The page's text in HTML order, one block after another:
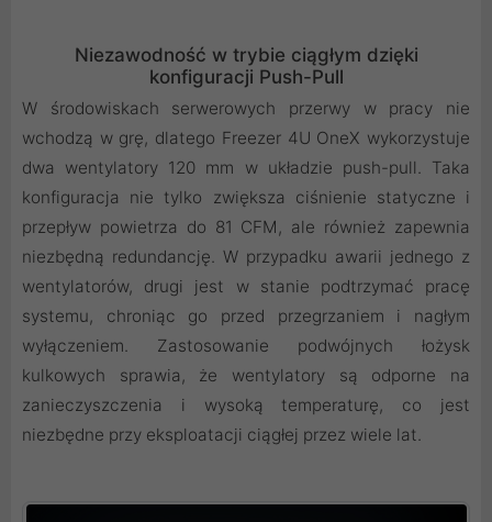
Niezawodność w trybie ciągłym dzięki
konfiguracji Push-Pull
W środowiskach serwerowych przerwy w pracy nie
wchodzą w grę, dlatego Freezer 4U OneX wykorzystuje
dwa wentylatory 120 mm w układzie push-pull. Taka
konfiguracja nie tylko zwiększa ciśnienie statyczne i
przepływ powietrza do 81 CFM, ale również zapewnia
niezbędną redundancję. W przypadku awarii jednego z
wentylatorów, drugi jest w stanie podtrzymać pracę
systemu, chroniąc go przed przegrzaniem i nagłym
wyłączeniem. Zastosowanie podwójnych łożysk
kulkowych sprawia, że wentylatory są odporne na
zanieczyszczenia i wysoką temperaturę, co jest
niezbędne przy eksploatacji ciągłej przez wiele lat.